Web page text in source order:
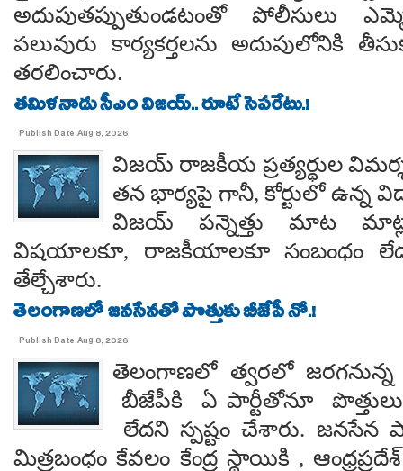
అదుపుతప్పుతుండటంతో పోలీసులు
పలువురు కార్యకర్తలను అదుపులోనికి
తరలించారు.
తమిళనాడు సీఎం విజయ్.. రూటే సెపరేటు.!
Publish Date:Aug 8, 2026
విజయ్ రాజకీయ ప్రత్యర్థుల
తన భార్యపై గానీ, కోర్టులో ఉన్న
విజయ్ పన్నెత్తు మాట
విషయాలకూ, రాజకీయాలకూ సంబంధం
తేల్చేశారు.
తెలంగాణలో జనసేనతో పొత్తుకు బీజేపీ నో.!
Publish Date:Aug 8, 2026
తెలంగాణలో త్వరలో
బీజేపీకి ఏ పార్టీతోనూ పొత్తులు
లేదని స్పష్టం చేశారు. జనసేన
మిత్రబంధం కేవలం కేంద్ర స్థాయికి ,